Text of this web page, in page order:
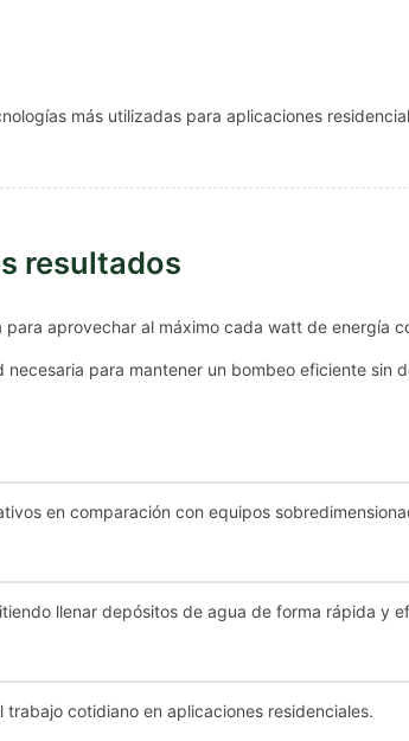
más utilizadas para aplicaciones
resultados
para aprovechar al máximo cada watt de energía
necesaria para mantener un bombeo eficiente sin
en comparación con equipos
llenar depósitos de agua de forma rápida y
cotidiano en aplicaciones residenciales.